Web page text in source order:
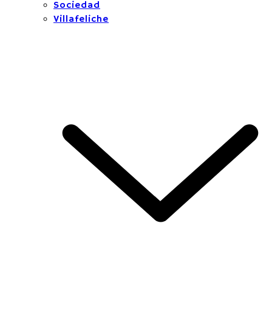
Sociedad
Villafeliche